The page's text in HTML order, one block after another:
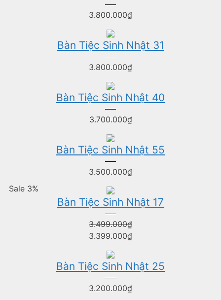
3.800.000₫
Bàn Tiệc Sinh Nhật 31
3.800.000₫
Bàn Tiệc Sinh Nhật 40
3.700.000₫
Bàn Tiệc Sinh Nhật 55
3.500.000₫
Sale 3%
Bàn Tiệc Sinh Nhật 17
3.499.000₫
3.399.000₫
Bàn Tiệc Sinh Nhật 25
3.200.000₫